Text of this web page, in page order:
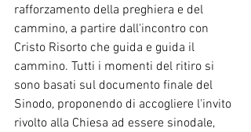
rafforzamento della preghiera e del
cammino, a partire dall'incontro con
Cristo Risorto che guida e guida il
cammino. Tutti i momenti del ritiro si
sono basati sul documento finale del
Sinodo, proponendo di accogliere l'invito
rivolto alla Chiesa ad essere sinodale,